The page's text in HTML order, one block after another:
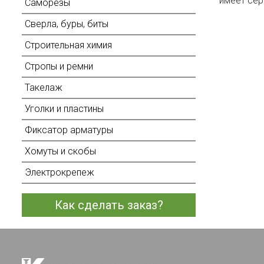
Саморезы
Сверла, буры, биты
Строительная химия
Стропы и ремни
Такелаж
Уголки и пластины
Фиксатор арматуры
Хомуты и скобы
Электрокрепеж
Как сделать заказ?